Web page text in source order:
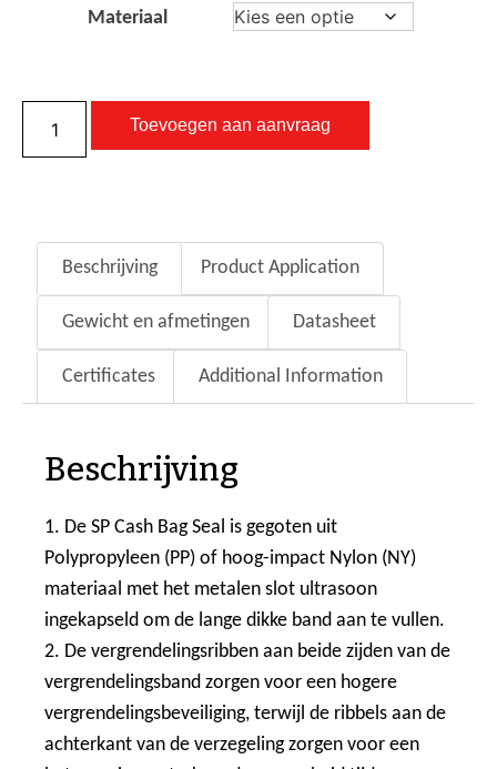
Materiaal
Toevoegen aan aanvraag
Beschrijving Product Application
Gewicht en afmetingen Datasheet
Certificates Additional Information
Beschrijving
1. De SP Cash Bag Seal is gegoten uit
Polypropyleen (PP) of hoog-impact Nylon (NY)
materiaal met het metalen slot ultrasoon
ingekapseld om de lange dikke band aan te vullen.
2. De vergrendelingsribben aan beide zijden van de
vergrendelingsband zorgen voor een hogere
vergrendelingsbeveiliging, terwijl de ribbels aan de
achterkant van de verzegeling zorgen voor een